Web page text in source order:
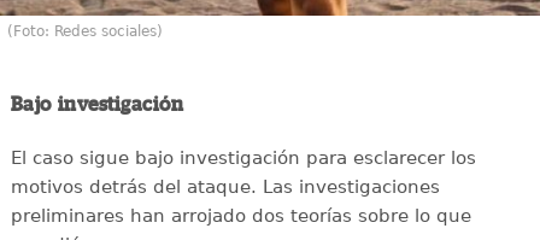
(Foto: Redes sociales)
Bajo investigación
El caso sigue bajo investigación para esclarecer los
motivos detrás del ataque. Las investigaciones
preliminares han arrojado dos teorías sobre lo que